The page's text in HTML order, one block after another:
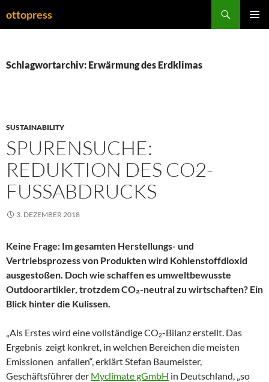
Inhalt
ottopress
Schlagwortarchiv: Erwärmung des Erdklimas
SUSTAINABILITY
SPURENSUCHE:
REDUKTION DES CO2-
FUSSABDRUCKS
3. DEZEMBER 2018
Keine Frage: Im gesamten Herstellungs- und
Vertriebsprozess von Produkten wird Kohlenstoffdioxid
ausgestoßen. Doch wie schaffen es umweltbewusste
Outdoorartikler, trotzdem CO₂-neutral zu wirtschaften? Ein
Blick hinter die Kulissen.
„Als Erstes wird eine vollständige CO₂-Bilanz erstellt. Das
Ergebnis zeigt konkret, in welchen Bereichen die meisten
Emissionen anfallen“, erklärt Stefan Baumeister,
Geschäftsführer der Myclimate gGmbH in Deutschland, „so